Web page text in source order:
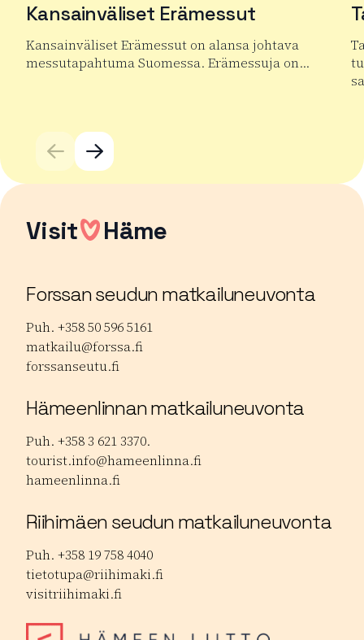
Kansainväliset Erämessut
Kansainväliset Erämessut on alansa johtava
messutapahtuma Suomessa. Erämessuja on…
Visit Häme
Forssan seudun matkailuneuvonta
Puh. +358 50 596 5161
matkailu@forssa.fi
forssanseutu.fi
Hämeenlinnan matkailuneuvonta
Puh. +358 3 621 3370.
tourist.info@hameenlinna.fi
hameenlinna.fi
Riihimäen seudun matkailuneuvonta
Puh. +358 19 758 4040
tietotupa@riihimaki.fi
visitriihimaki.fi